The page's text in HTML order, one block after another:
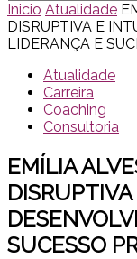
Inicio Atualidade
DISRUPTIVA E
LIDERANÇA E
Atualidade
Carreira
Coaching
Consultoria
EMÍLIA
SUCESSO